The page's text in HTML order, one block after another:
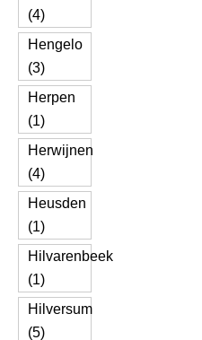
(4)
Hengelo
(3)
Herpen
(1)
Herwijnen
(4)
Heusden
(1)
Hilvarenbeek
(1)
Hilversum
(5)